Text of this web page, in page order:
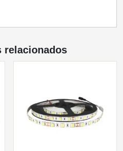
relacionados